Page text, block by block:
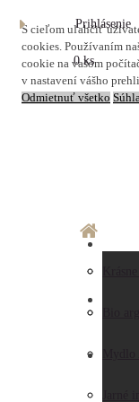
S cieľom uľahčiť
cookies. Používaním
cookie na vašom
v nastavení vášho
Odmietnuť všetko
Prihlásenie
0 ks